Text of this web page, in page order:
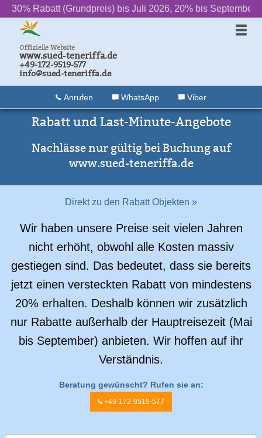
bis Juli 2026, 20% bis September‌ ‌ ‌ ‌ ‌ ‌ ++ ‌ ‌ ‌ ‌ ‌ ‌2»
Offizielle Website
www.sued-teneriffa.de
+49-172-9519-577
info@sued-teneriffa.de
Anrufen WhatsApp Viber
Rabatt und Last-Minute-Angebote
Nachlässe nur gültig bei Buchung auf
www.sued-teneriffa.de
Direkt zu den Rabatt Objekten »
Wir haben unsere Preise seit vielen Jahren
nicht erhöht, obwohl alle Kosten massiv
gestiegen sind. Das bedeutet, dass sie bereits
jetzt einen versteckten Rabatt von mindestens
20% erhalten. Deshalb können wir zusätzlich
nur Rabatte außerhalb der Hauptreisezeit (Mai
bis September) anbieten. Wir hoffen auf ihr
Verständnis.
Beratung gewünscht? Rufen sie an:
+49-172-9519-577